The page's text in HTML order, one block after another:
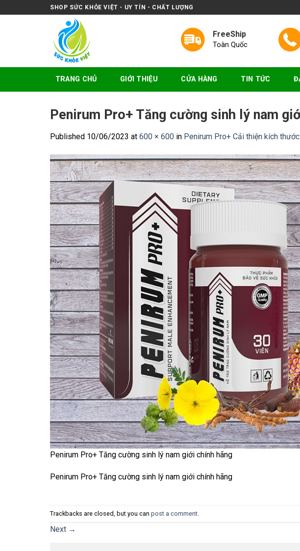
to
SHOP SỨC KHỎE VIỆT - UY TÍN - CHẤT LƯỢNG
FreeShip
Toàn Quốc
TRANG CHỦ GIỚI THIỆU CỬA HÀNG TIN TỨC
Penirum Pro+ Tăng cường sinh lý nam
Published 10/06/2023 at 600 × 600 in Penirum Pro+ Cải thiện kích
Penirum Pro+ Tăng cường sinh lý nam giới chính hãng
Penirum Pro+ Tăng cường sinh lý nam giới chính hãng
Trackbacks are closed, but you can post a comment
Next →